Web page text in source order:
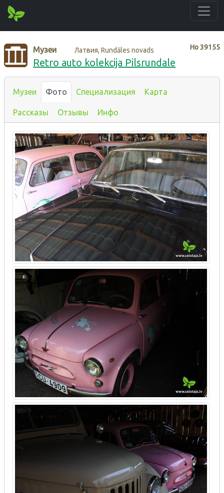
Нo39155
Музеи Латвия, Rundāles novads
Retro auto kolekcija Pilsrundale
Музеи Фото Специализация Карта
Рассказы Отзывы Инфо